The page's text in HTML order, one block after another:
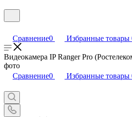
Сравнение0 Избранные товары
Видеокамера IP Ranger Pro
фото
Сравнение0 Избранные товары